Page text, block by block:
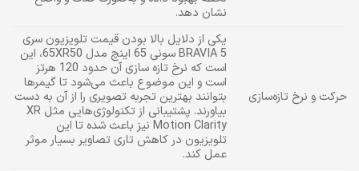
نشان دهد.
حرکت و نرخ تازه‌سازی
یکی از دلایل بالا بودن قیمت تلویزیون سری
BRAVIA 5 سونی 65 اینچ مدل 65XR50، این
است که نرخ تازه سازی آن حدود 120 هرتز
است و این موضوع باعث می‌شود تا گیمرها
بتوانند بهترین تجربه تصویری را از آن به دست
بیاورند. پشتیبانی از تکنولوژی‌هایی مثل XR
Motion Clarity نیز باعث شده تا این
تلویزیون در کاهش تاری تصاویر بسیار موثر
عمل کند.